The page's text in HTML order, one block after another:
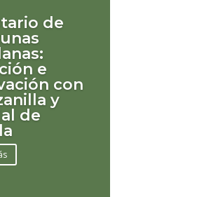
de
e
con
y
de